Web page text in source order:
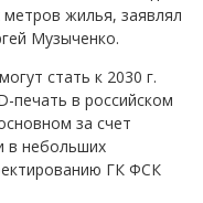
жилья, заявлял
Музыченко.
стать к 2030 г.
печать в российском
за счет
в небольших
ГК ФСК